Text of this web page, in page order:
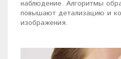
наблюдение. Алгоритмы
повышают детализацию и
изображения.